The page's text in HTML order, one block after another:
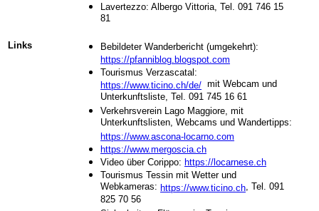
Lavertezzo: Albergo Vittoria, Tel. 091 746 15
81
Links
Bebildeter Wanderbericht (umgekehrt):
https://pfanniblog.blogspot.com
Tourismus Verzascatal:
https://www.ticino.ch/de/ mit Webcam und
Unterkunftsliste, Tel. 091 745 16 61
Verkehrsverein Lago Maggiore, mit
Unterkunftslisten, Webcams und Wandertipps:
https://www.ascona-locarno.com
https://www.mergoscia.ch
Video über Corippo: https://locarnese.ch
Tourismus Tessin mit Wetter und
Webkameras: https://www.ticino.ch, Tel. 091
825 70 56